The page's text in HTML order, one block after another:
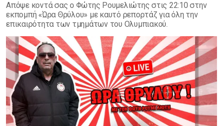
Απόψε κοντά σας ο Φώτης Ρουμελιώτης στις 22:10 στην
εκπομπή «Ώρα Θρύλου» με καυτό ρεπορτάζ για όλη την
επικαιρότητα των τμημάτων του Ολυμπιακού.